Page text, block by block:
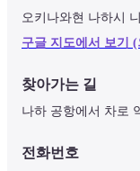
오키나와현 나하시
구글 지도에서 보기 (
찾아가는 길
나하 공항에서 차로
전화번호